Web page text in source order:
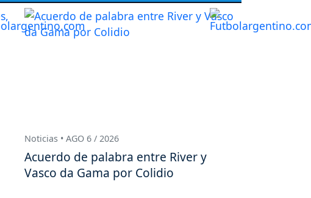
Noticias • AGO 6 / 2026
Acuerdo de palabra entre River y
Vasco da Gama por Colidio